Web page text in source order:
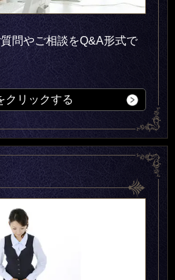
問やご相談をQ&A形式で
クリックする